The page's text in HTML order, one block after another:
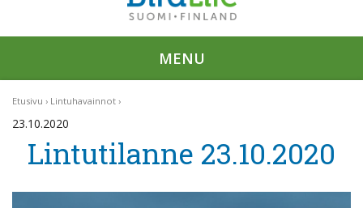
MENU
Etusivu Lintuhavainnot
23.10.2020
Lintutilanne 23.10.2020